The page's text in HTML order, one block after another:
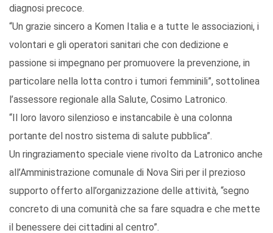
diagnosi precoce.
“Un grazie sincero a Komen Italia e a tutte le associazioni, i
volontari e gli operatori sanitari che con dedizione e
passione si impegnano per promuovere la prevenzione, in
particolare nella lotta contro i tumori femminili”, sottolinea
l’assessore regionale alla Salute, Cosimo Latronico.
“Il loro lavoro silenzioso e instancabile è una colonna
portante del nostro sistema di salute pubblica”.
Un ringraziamento speciale viene rivolto da Latronico anche
all’Amministrazione comunale di Nova Siri per il prezioso
supporto offerto all’organizzazione delle attività, “segno
concreto di una comunità che sa fare squadra e che mette
il benessere dei cittadini al centro”.